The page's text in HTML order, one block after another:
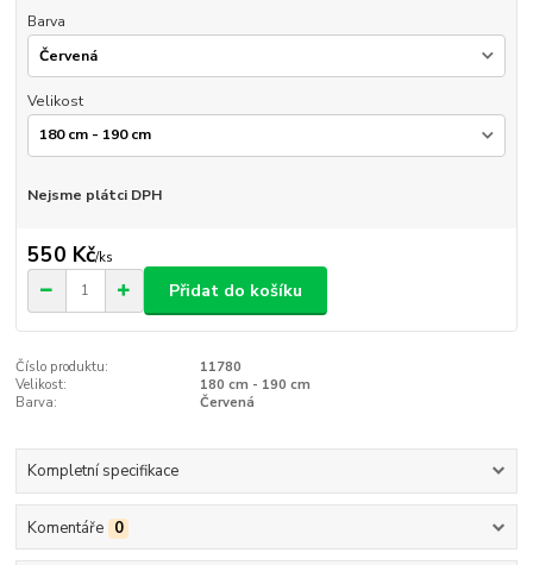
Barva
Velikost
Nejsme plátci DPH
550 Kč/ks
Přidat do košíku
Číslo produktu:
11780
Velikost:
180 cm - 190 cm
Barva:
Červená
Kompletní specifikace
Komentáře 0